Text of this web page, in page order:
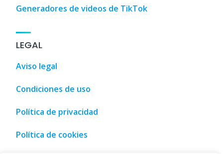
Generadores de videos de TikTok
LEGAL
Aviso legal
Condiciones de uso
Política de privacidad
Política de cookies